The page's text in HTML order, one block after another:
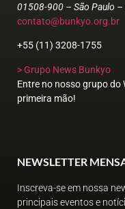
01508-900 – São Paulo –
contato@bunkyo.org.br
+55 (11) 3208-1755
> Grupo News Bunkyo
Entre no nosso grupo do
primeira mão!
NEWSLETTER
Inscreva-se em nossa
principais eventos e